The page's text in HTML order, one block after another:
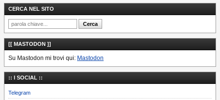
CERCA NEL SITO
[[ MASTODON ]]
Su Mastodon mi trovi qui: Mastodon
:: I SOCIAL ::
Telegram